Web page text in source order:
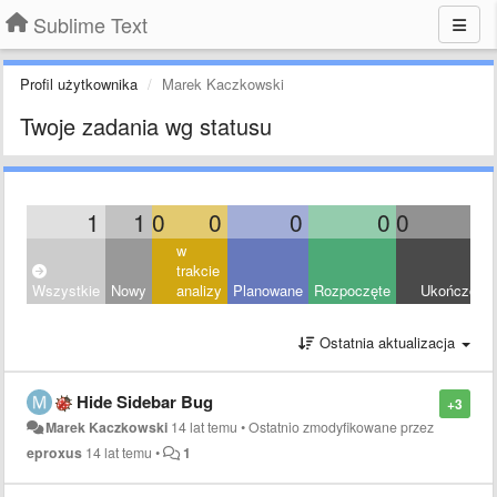
Sublime Text
Profil użytkownika Marek Kaczkowski
Twoje zadania wg statusu
1 1 0 0 0 0 0
Wszystkie Nowy
w
trakcie
analizy
Planowane Rozpoczęte Ukończony
Ostatnia aktualizacja
+3
Hide Sidebar Bug
Marek Kaczkowski 14 lat temu •Ostatnio zmodyfikowane przez
eproxus 14 lat temu • 1